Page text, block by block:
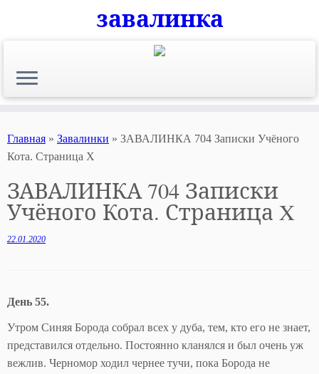
завалинка
Главная » Завалинки » ЗАВАЛИНКА 704 Записки Учёного
Кота. Страница X
ЗАВАЛИНКА 704 Записки
Учёного Кота. Страница X
22.01.2020
День 55.
Утром Синяя Борода собрал всех у дуба, тем, кто его не знает,
представился отдельно. Постоянно кланялся и был очень уж
вежлив. Черномор ходил чернее тучи, пока Борода не